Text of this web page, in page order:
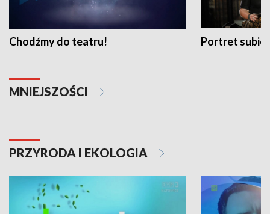
Chodźmy do teatru! Portret
MNIEJSZOŚCI
PRZYRODA I EKOLOGIA